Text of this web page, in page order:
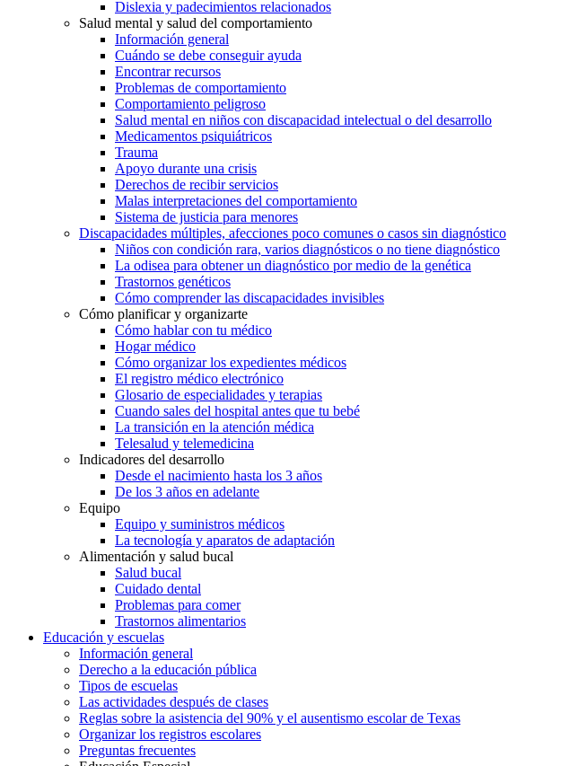
Dislexia y padecimientos relacionados
Salud mental y salud del comportamiento
Información general
Cuándo se debe conseguir ayuda
Encontrar recursos
Problemas de comportamiento
Comportamiento peligroso
Salud mental en niños con discapacidad intelectual o del desarrollo
Medicamentos psiquiátricos
Trauma
Apoyo durante una crisis
Derechos de recibir servicios
Malas interpretaciones del comportamiento
Sistema de justicia para menores
Discapacidades múltiples, afecciones poco comunes o casos sin diagnóstico
Niños con condición rara, varios diagnósticos o no tiene diagnóstico
La odisea para obtener un diagnóstico por medio de la genética
Trastornos genéticos
Cómo comprender las discapacidades invisibles
Cómo planificar y organizarte
Cómo hablar con tu médico
Hogar médico
Cómo organizar los expedientes médicos
El registro médico electrónico
Glosario de especialidades y terapias
Cuando sales del hospital antes que tu bebé
La transición en la atención médica
Telesalud y telemedicina
Indicadores del desarrollo
Desde el nacimiento hasta los 3 años
De los 3 años en adelante
Equipo
Equipo y suministros médicos
La tecnología y aparatos de adaptación
Alimentación y salud bucal
Salud bucal
Cuidado dental
Problemas para comer
Trastornos alimentarios
Educación y escuelas
Información general
Derecho a la educación pública
Tipos de escuelas
Las actividades después de clases
Reglas sobre la asistencia del 90% y el ausentismo escolar de Texas
Organizar los registros escolares
Preguntas frecuentes